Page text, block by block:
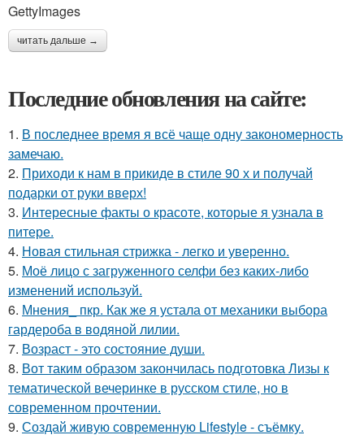
GettyImages
читать дальше →
Последние обновления на сайте:
1. В последнее время я всё чаще одну закономерность
замечаю.
2. Приходи к нам в прикиде в стиле 90 х и получай
подарки от руки вверх!
3. Интересные факты о красоте, которые я узнала в
питере.
4. Новая стильная стрижка - легко и уверенно.
5. Моё лицо с загруженного селфи без каких-либо
изменений используй.
6. Мнения_ пкр. Как же я устала от механики выбора
гардероба в водяной лилии.
7. Возраст - это состояние души.
8. Вот таким образом закончилась подготовка Лизы к
тематической вечеринке в русском стиле, но в
современном прочтении.
9. Создай живую современную Lifestyle - съёмку.